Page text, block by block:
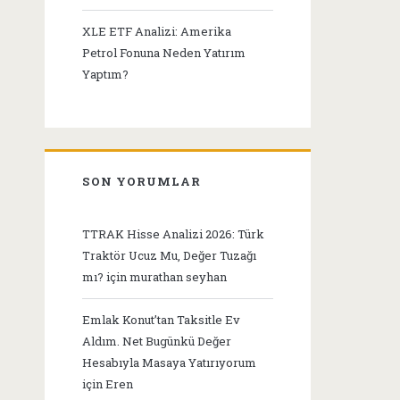
XLE ETF Analizi: Amerika
Petrol Fonuna Neden Yatırım
Yaptım?
SON YORUMLAR
TTRAK Hisse Analizi 2026: Türk
Traktör Ucuz Mu, Değer Tuzağı
mı? içinmurathan seyhan
Emlak Konut’tan Taksitle Ev
Aldım. Net Bugünkü Değer
Hesabıyla Masaya Yatırıyorum
içinEren